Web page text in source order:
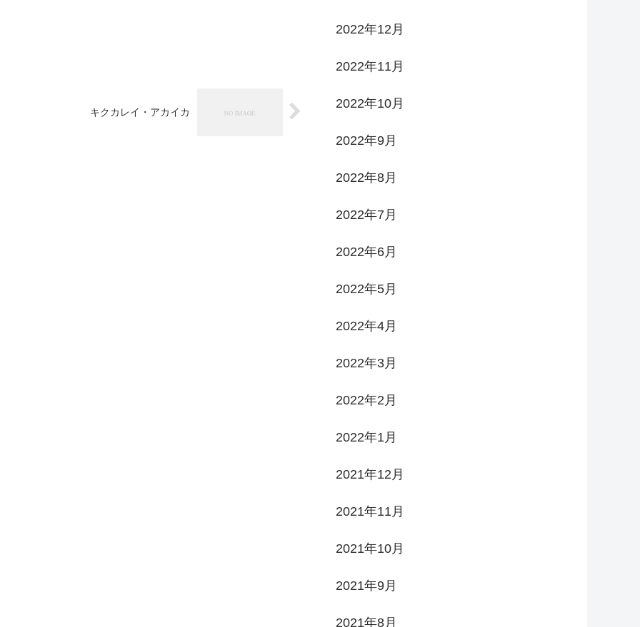
キクカレイ・アカイカ
2022年12月
2022年11月
2022年10月
2022年9月
2022年8月
2022年7月
2022年6月
2022年5月
2022年4月
2022年3月
2022年2月
2022年1月
2021年12月
2021年11月
2021年10月
2021年9月
2021年8月